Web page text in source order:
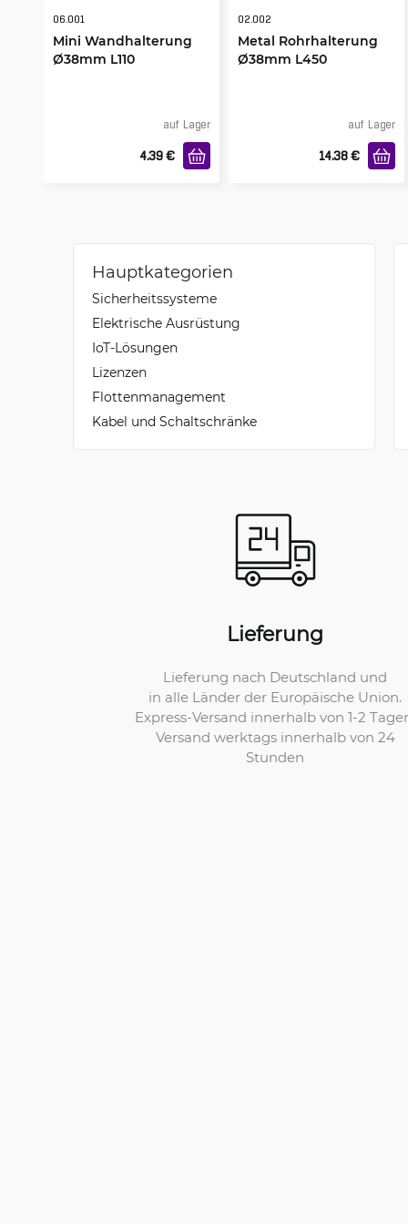
06.001
Mini Wandhalterung
Ø38mm L110
auf Lager
4.39 €
02.002
Metal Rohrhalterung
Ø38mm L450
auf Lager
14.38 €
Hauptkategorien
Sicherheitssysteme
Elektrische Ausrüstung
IoT-Lösungen
Lizenzen
Flottenmanagement
Kabel und Schaltschränke
Lieferung
Lieferung nach Deutschland und
in alle Länder der Europäische Union.
Express-Versand innerhalb von 1-2
Versand werktags innerhalb von 24
Stunden